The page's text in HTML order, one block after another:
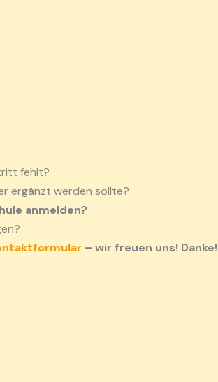
fehlt?
ergänzt werden sollte?
anmelden?
– wir freuen uns! Danke!